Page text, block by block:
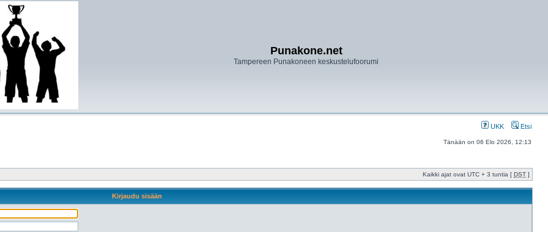
Punakone.net
Tampereen Punakoneen keskustelufoorumi
UKK Etsi
Tänään on 06 Elo 2026, 12:13
Kaikki ajat ovat UTC + 3 tuntia [ DST ]
Kirjaudu sisään